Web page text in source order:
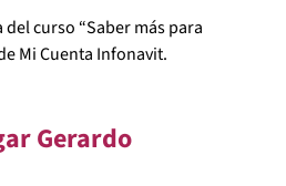
curso “Saber más para
Mi Cuenta Infonavit.
Gerardo